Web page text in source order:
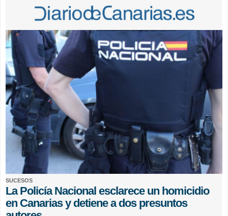
SUCESOS
La Policía Nacional esclarece un homicidio
en Canarias y detiene a dos presuntos